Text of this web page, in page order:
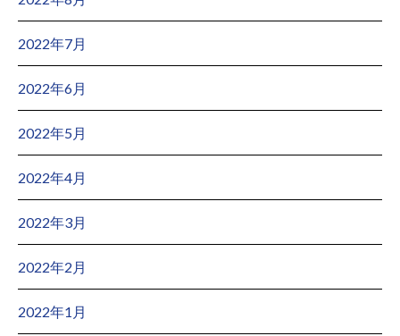
2022年7月
2022年6月
2022年5月
2022年4月
2022年3月
2022年2月
2022年1月